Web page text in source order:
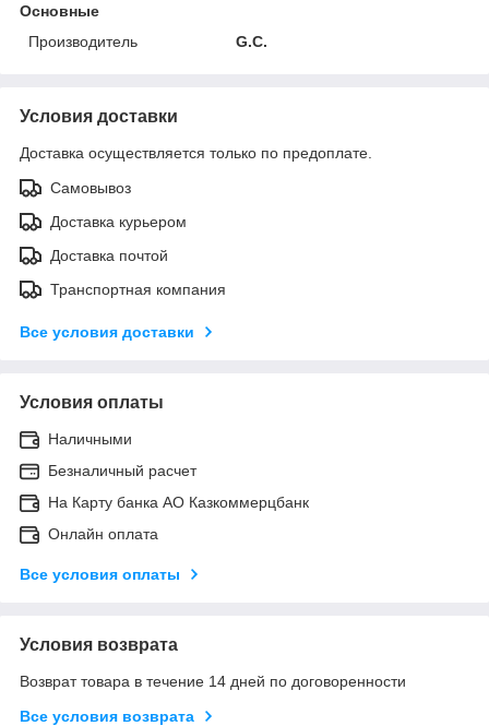
Основные
Производитель
G.C.
Условия доставки
Доставка осуществляется только по предоплате.
Самовывоз
Доставка курьером
Доставка почтой
Транспортная компания
Все условия доставки
Условия оплаты
Наличными
Безналичный расчет
На Карту банка АО Казкоммерцбанк
Онлайн оплата
Все условия оплаты
Условия возврата
Возврат товара в течение 14 дней по договоренности
Все условия возврата